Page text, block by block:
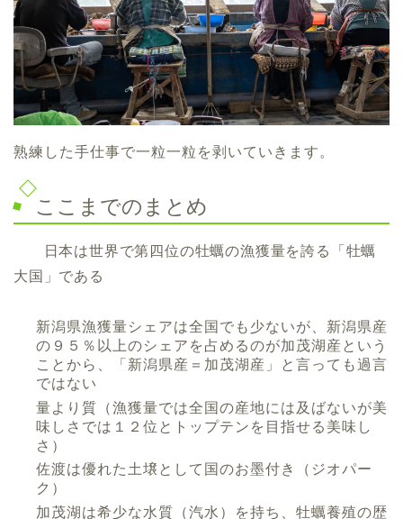
熟練した手仕事で一粒一粒を剥いていきます。
ここまでのまとめ
日本は世界で第四位の牡蠣の漁獲量を誇る「牡蠣
大国」である
新潟県漁獲量シェアは全国でも少ないが、新潟県産
の９５％以上のシェアを占めるのが加茂湖産という
ことから、「新潟県産＝加茂湖産」と言っても過言
ではない
量より質（漁獲量では全国の産地には及ばないが美
味しさでは１２位とトップテンを目指せる美味し
さ）
佐渡は優れた土壌として国のお墨付き（ジオパー
ク）
加茂湖は希少な水質（汽水）を持ち、牡蠣養殖の歴